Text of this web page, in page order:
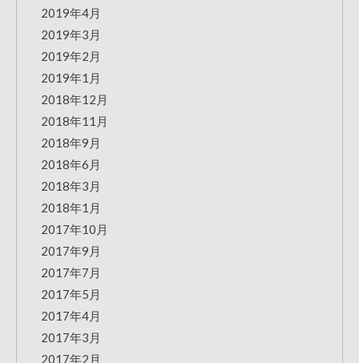
2019年4月
2019年3月
2019年2月
2019年1月
2018年12月
2018年11月
2018年9月
2018年6月
2018年3月
2018年1月
2017年10月
2017年9月
2017年7月
2017年5月
2017年4月
2017年3月
2017年2月